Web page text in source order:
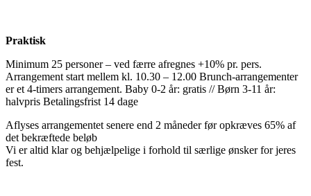
Praktisk
Minimum 25 personer – ved færre afregnes +10% pr. pers.
Arrangement start mellem kl. 10.30 – 12.00 Brunch-arrangementer
er et 4-timers arrangement. Baby 0-2 år: gratis // Børn 3-11 år:
halvpris Betalingsfrist 14 dage
Aflyses arrangementet senere end 2 måneder før opkræves 65% af
det bekræftede beløb
Vi er altid klar og behjælpelige i forhold til særlige ønsker for jeres
fest.